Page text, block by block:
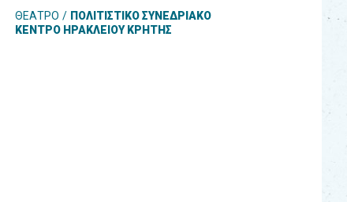
ΘΕΑΤΡΟ
ΠΟΛΙΤΙΣΤΙΚΟ ΣΥΝΕΔΡΙΑΚΟ
ΚΕΝΤΡΟ ΗΡΑΚΛΕΙΟΥ ΚΡΗΤΗΣ